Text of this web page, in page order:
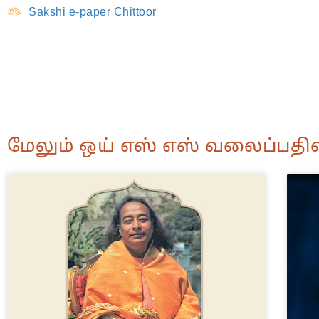
Sakshi e-paper Chittoor
மேலும் ஒய் எஸ் எஸ்